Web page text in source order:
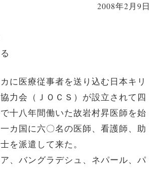
2008年2月9日
に医療従事者を送り込む日本キリ
力会（ＪＯＣＳ）が設立されて四
十八年間働いた故岩村昇医師を始
カ国に六〇名の医師、看護師、助
を派遣して来た。
、バングラデシュ、ネパール、パ